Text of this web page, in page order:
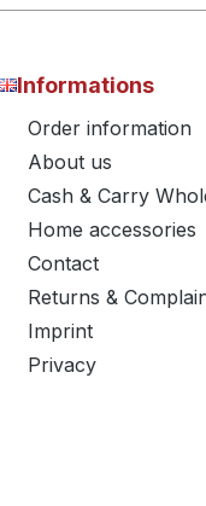
Informations
Order information
About us
Cash & Carry
Home accessories
Contact
Returns &
Imprint
Privacy